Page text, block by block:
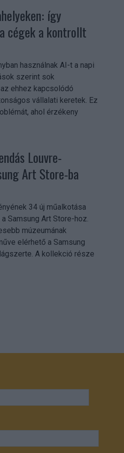
így
cégek a kontrollt
használnak AI-t a napi
szerint sok
ehhez kapcsolódó
vállalati keretek. Ez
ahol érzékeny
Louvre-
Art Store-ba
34 új műalkotása
Samsung Art Store-hoz.
múzeumának
elérhető a Samsung
A kollekció része